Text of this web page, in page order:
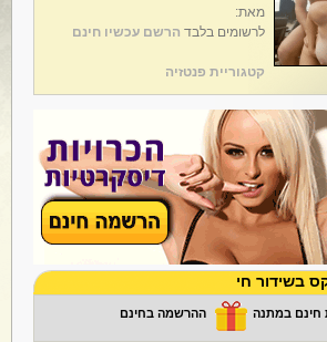
מאת:
לרשומים בלבד הרשם עכשיו חינם
קטגוריית פנטזיה
בשידור חי
ההרשמה בחינם